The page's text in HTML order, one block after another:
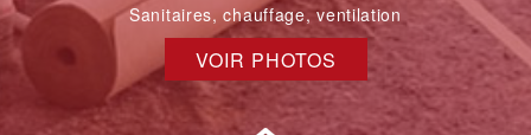
Sanitaires, chauffage, ventilation
VOIR PHOTOS